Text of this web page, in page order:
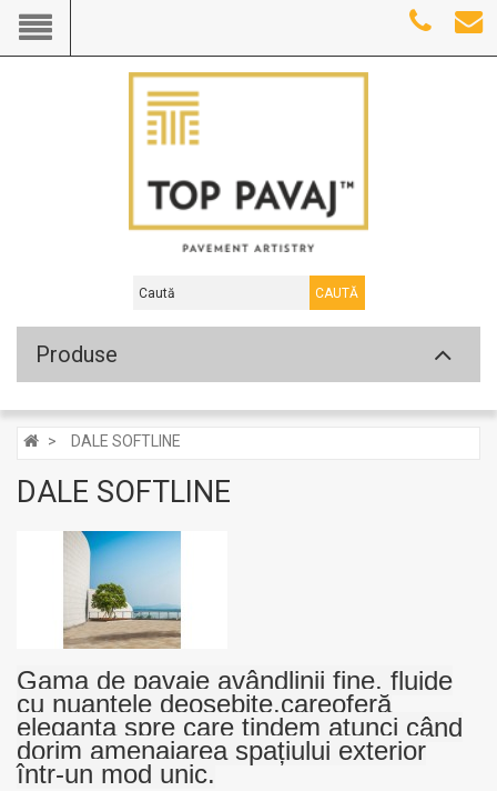
CAUTĂ
Produse
DALE SOFTLINE
DALE SOFTLINE
Gama de pavaje avândlinii fine, fluide
cu nuanțele deosebite,careoferă
eleganța spre care tindem atunci când
dorim amenajarea spațiului exterior
într-un mod unic.